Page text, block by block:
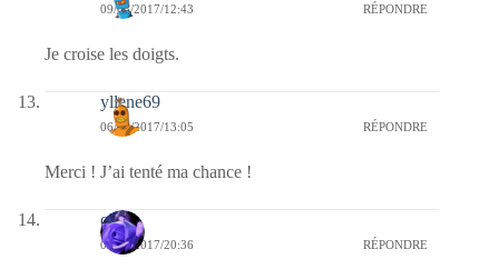
09/03/2017/12:43 RÉPONDRE
Je croise les doigts.
yllene69
06/03/2017/13:05 RÉPONDRE
Merci ! J’ai tenté ma chance !
covix
04/03/2017/20:36 RÉPONDRE